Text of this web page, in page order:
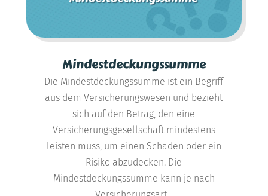
Mindestdeckungssumme
Die Mindestdeckungssumme ist ein Begriff
aus dem Versicherungswesen und bezieht
sich auf den Betrag, den eine
Versicherungsgesellschaft mindestens
leisten muss, um einen Schaden oder ein
Risiko abzudecken. Die
Mindestdeckungssumme kann je nach